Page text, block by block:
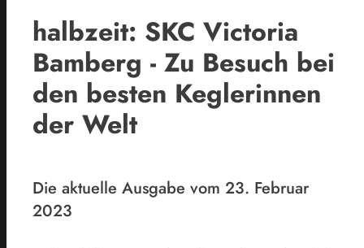
halbzeit: SKC Victoria
Bamberg - Zu Besuch bei
den besten Keglerinnen
der Welt
Die aktuelle Ausgabe vom 23. Februar
2023